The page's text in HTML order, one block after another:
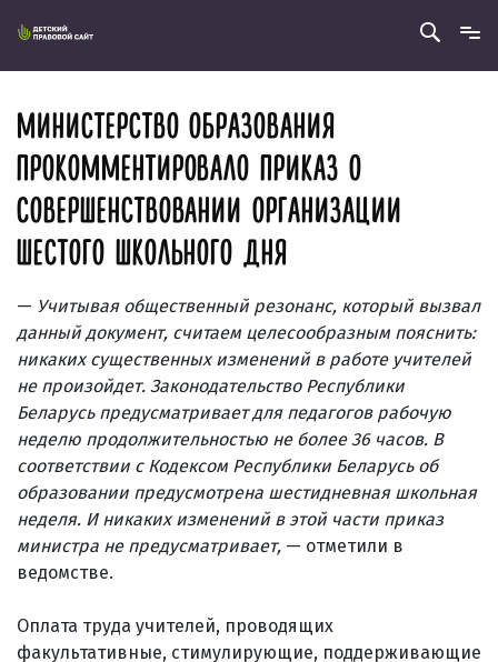
МИНИСТЕРСТВО ОБРАЗОВАНИЯ
ПРОКОММЕНТИРОВАЛО ПРИКАЗ О
СОВЕРШЕНСТВОВАНИИ ОРГАНИЗАЦИИ
ШЕСТОГО ШКОЛЬНОГО ДНЯ
— Учитывая общественный резонанс, который вызвал
данный документ, считаем целесообразным пояснить:
никаких существенных изменений в работе учителей
не произойдет. Законодательство Республики
Беларусь предусматривает для педагогов рабочую
неделю продолжительностью не более 36 часов. В
соответствии с Кодексом Республики Беларусь об
образовании предусмот­рена шестидневная школьная
неделя. И никаких изменений в этой части приказ
министра не предусматривает, — отметили в
ведомстве.
Оплата труда учителей, проводящих
факультативные, стимулирующие, поддерживающие